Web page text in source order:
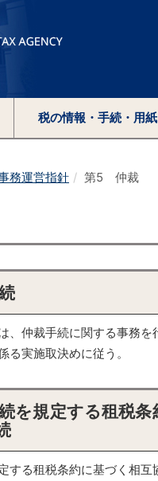
税の情報・手続・用紙
務運営指針 第5 仲裁
、仲裁手続に関する事務
る実施取決めに従う。
規定する租税条
する租税条約に基づく相